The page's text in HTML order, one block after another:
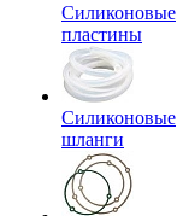
Силиконовые
пластины
Силиконовые
шланги